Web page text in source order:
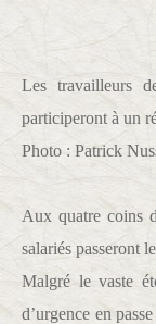
Les travailleurs
participeront à un
Photo : Patrick
Aux quatre coins
salariés passeront
Malgré le vaste
d’urgence en